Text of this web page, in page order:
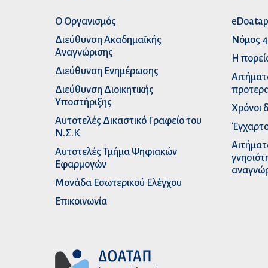
Ο Οργανισμός
Διεύθυνση Ακαδημαϊκής
Αναγνώρισης
Διεύθυνση Ενημέρωσης
Διεύθυνση Διοικητικής
Υποστήριξης
Αυτοτελές Δικαστικό Γραφείο του
Ν.Σ.Κ
Αυτοτελές Τμήμα Ψηφιακών
Εφαρμογών
Μονάδα Εσωτερικού Ελέγχου
Επικοινωνία
eDoatap
Νόμος
Η
Χρόνοι